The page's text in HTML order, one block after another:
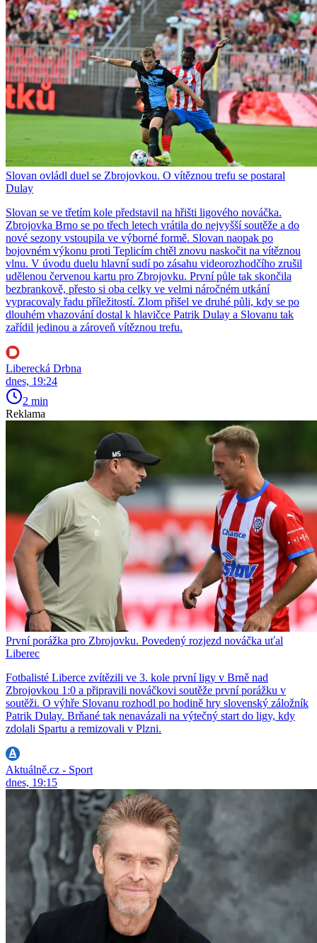
Slovan ovládl duel se Zbrojovkou. O vítěznou trefu se postaral
Dulay
Slovan se ve třetím kole představil na hřišti ligového nováčka.
Zbrojovka Brno se po třech letech vrátila do nejvyšší soutěže a do
nové sezony vstoupila ve výborné formě. Slovan naopak po
bojovném výkonu proti Teplicím chtěl znovu naskočit na vítěznou
vlnu. V úvodu duelu hlavní sudí po zásahu videorozhodčího zrušil
udělenou červenou kartu pro Zbrojovku. První půle tak skončila
bezbrankově, přesto si oba celky ve velmi náročném utkání
vypracovaly řadu příležitostí. Zlom přišel ve druhé půli, kdy se po
dlouhém vhazování dostal k hlavičce Patrik Dulay a Slovanu tak
zařídil jedinou a zároveň vítěznou trefu.
Liberecká Drbna
dnes, 19:24
2 min
Reklama
První porážka pro Zbrojovku. Povedený rozjezd nováčka uťal
Liberec
Fotbalisté Liberce zvítězili ve 3. kole první ligy v Brně nad
Zbrojovkou 1:0 a připravili nováčkovi soutěže první porážku v
soutěži. O výhře Slovanu rozhodl po hodině hry slovenský záložník
Patrik Dulay. Brňané tak nenavázali na výtečný start do ligy, kdy
zdolali Spartu a remizovali v Plzni.
Aktuálně.cz - Sport
dnes, 19:15